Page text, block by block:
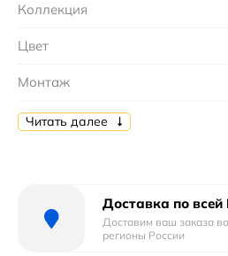
Коллекция
Цвет
Монтаж
Материал
Механизм
Читать далее
Доставка по всей
Доставим ваш заказа
регионы России